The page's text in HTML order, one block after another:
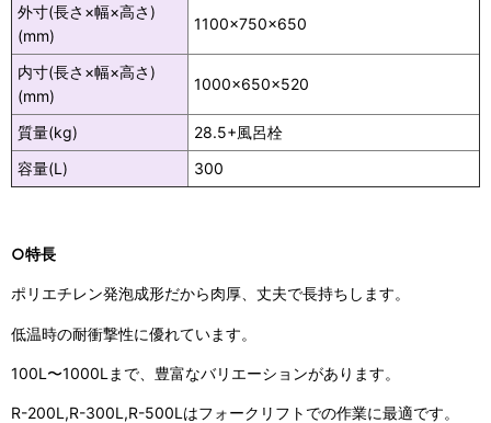
外寸(長さ×幅×高さ)
(mm)
1100×750×650
内寸(長さ×幅×高さ)
(mm)
1000×650×520
質量(kg)
28.5+風呂栓
容量(L)
300
○特長
ポリエチレン発泡成形だから肉厚、丈夫で長持ちします。
低温時の耐衝撃性に優れています。
100L〜1000Lまで、豊富なバリエーションがあります。
R-200L,R-300L,R-500Lはフォークリフトでの作業に最適です。